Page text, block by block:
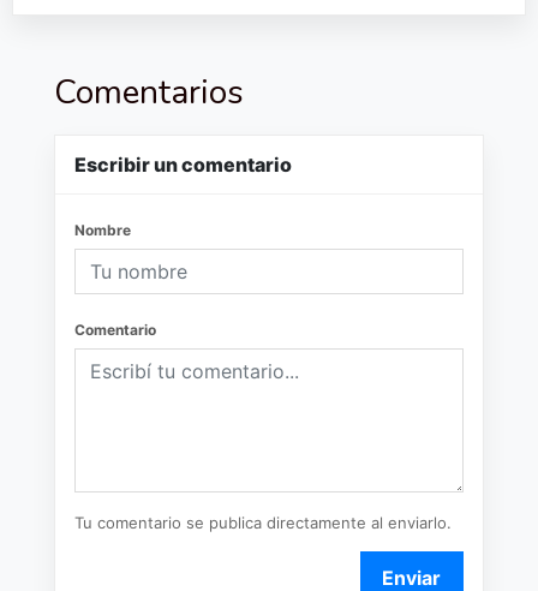
Comentarios
Escribir un comentario
Nombre
Comentario
Tu comentario se publica directamente al enviarlo.
Enviar